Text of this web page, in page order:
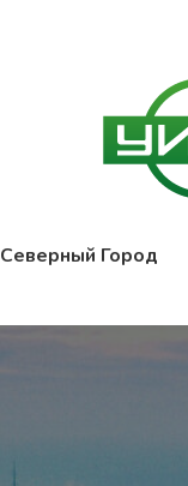
Северный Город